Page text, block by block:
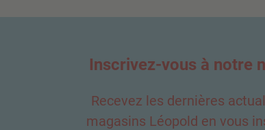
Inscrivez-vous à notre
Recevez les dernières
magasins Léopold en vous